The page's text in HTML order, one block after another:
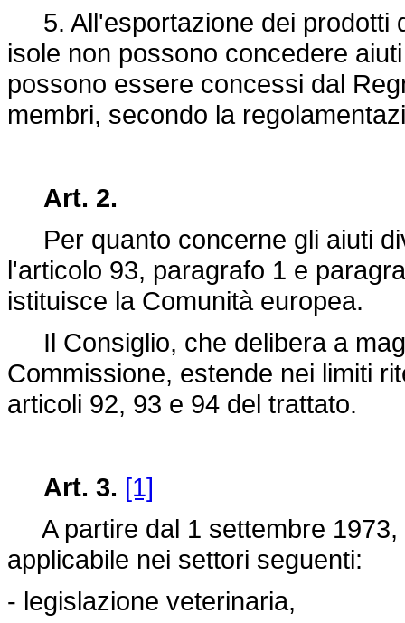
5. All'esportazione dei prodotti
isole non possono concedere
possono essere concessi dal
membri, secondo la
Art. 2.
Per quanto concerne gli aiuti
l'articolo 93, paragrafo 1 e
istituisce la Comunità europea.
Il Consiglio, che delibera a
Commissione, estende nei limiti
articoli 92, 93 e 94 del trattato.
Art. 3. [1]
A partire dal 1 settembre 1973,
applicabile nei settori seguenti:
- legislazione veterinaria,